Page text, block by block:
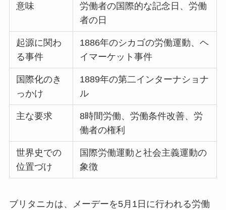
意味
労働者の国際的な記念日、労働
者の日
起源に関わ
る事件
1886年のシカゴの労働運動、ヘ
イマーケット事件
国際化のき
っかけ
1889年の第二インターナショナ
ル
主な要求
8時間労働、労働条件改善、労
働者の権利
世界史での
位置づけ
国際労働運動と社会主義運動の
象徴
ブリタニカは、メーデーを5月1日に行われる労働